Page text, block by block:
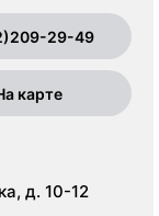
29-49
карте
д. 10-12